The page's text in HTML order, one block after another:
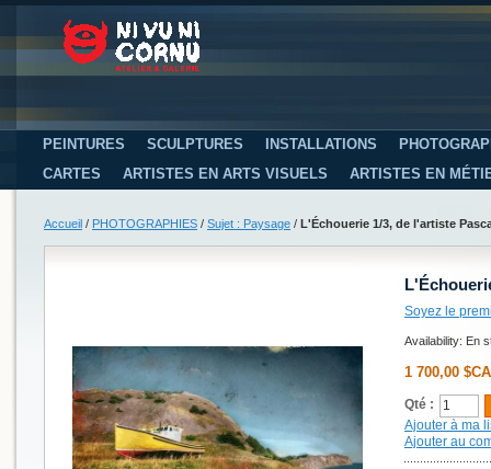
PEINTURES SCULPTURES INSTALLATIONS
CARTES
ARTISTES EN ARTS VISUELS ARTISTES EN
Accueil / PHOTOGRAPHIES / Sujet : Paysage / L'Échouerie 1/3, de l'artiste
Soyez le
Availability: En
1 700,00 $CA
Qté :
Ajouter à ma
Ajouter au